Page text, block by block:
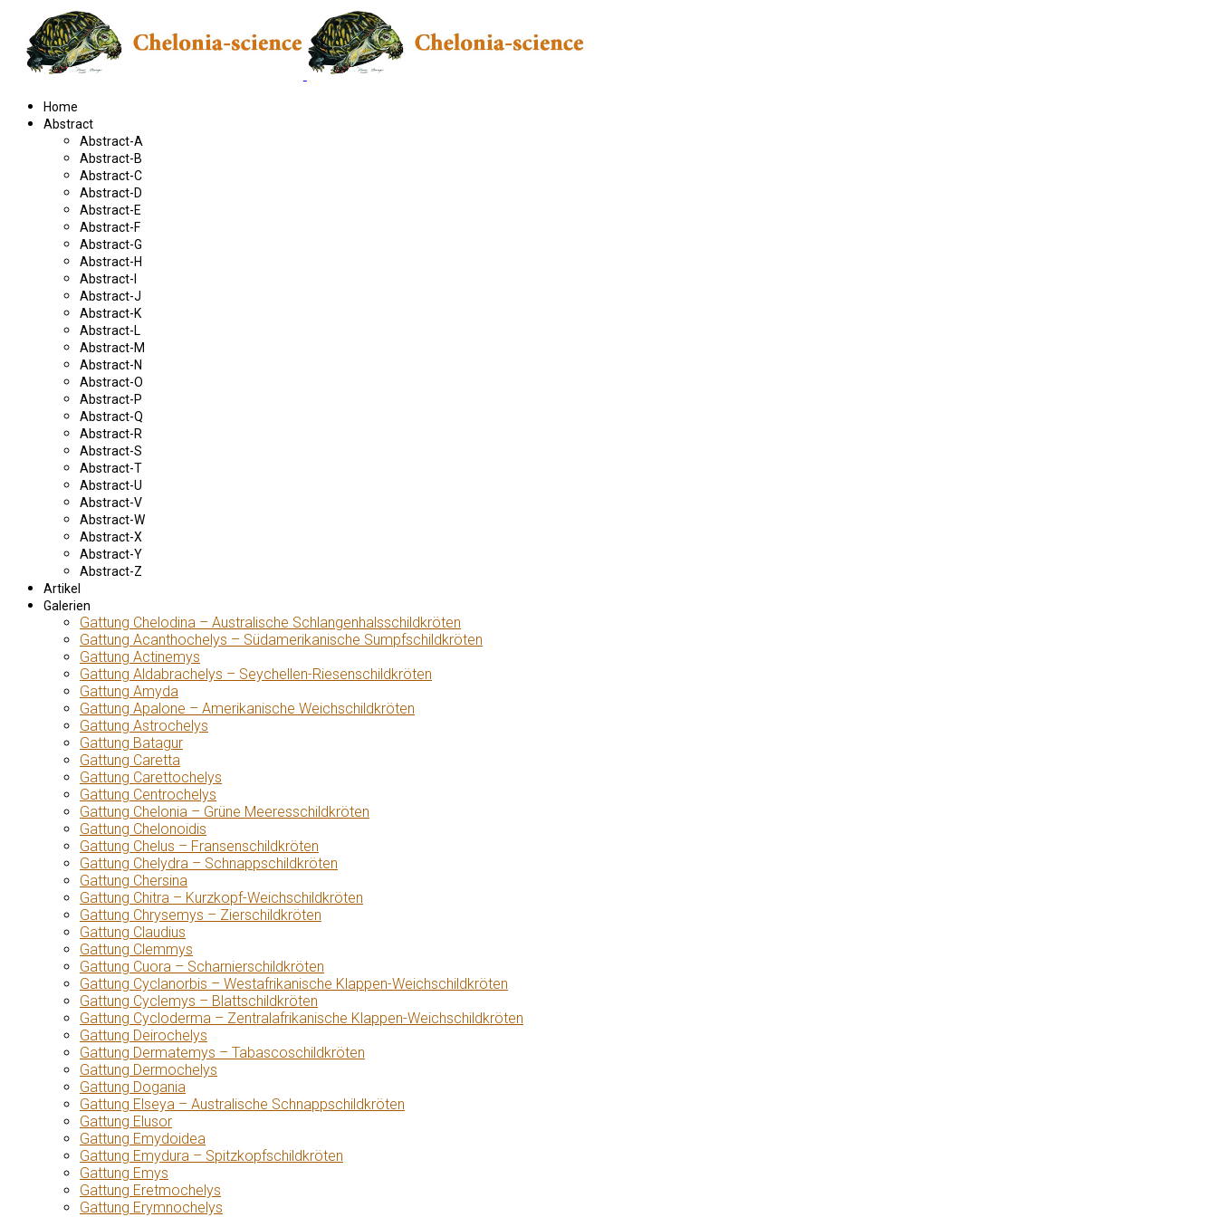
Home
Abstract
Abstract-A
Abstract-B
Abstract-C
Abstract-D
Abstract-E
Abstract-F
Abstract-G
Abstract-H
Abstract-I
Abstract-J
Abstract-K
Abstract-L
Abstract-M
Abstract-N
Abstract-O
Abstract-P
Abstract-Q
Abstract-R
Abstract-S
Abstract-T
Abstract-U
Abstract-V
Abstract-W
Abstract-X
Abstract-Y
Abstract-Z
Artikel
Galerien
Gattung Chelodina – Australische Schlangenhalsschildkröten
Gattung Acanthochelys – Südamerikanische Sumpfschildkröten
Gattung Actinemys
Gattung Aldabrachelys – Seychellen-Riesenschildkröten
Gattung Amyda
Gattung Apalone – Amerikanische Weichschildkröten
Gattung Astrochelys
Gattung Batagur
Gattung Caretta
Gattung Carettochelys
Gattung Centrochelys
Gattung Chelonia – Grüne Meeresschildkröten
Gattung Chelonoidis
Gattung Chelus – Fransenschildkröten
Gattung Chelydra – Schnappschildkröten
Gattung Chersina
Gattung Chitra – Kurzkopf-Weichschildkröten
Gattung Chrysemys – Zierschildkröten
Gattung Claudius
Gattung Clemmys
Gattung Cuora – Scharnierschildkröten
Gattung Cyclanorbis – Westafrikanische Klappen-Weichschildkröten
Gattung Cyclemys – Blattschildkröten
Gattung Cycloderma – Zentralafrikanische Klappen-Weichschildkröten
Gattung Deirochelys
Gattung Dermatemys – Tabascoschildkröten
Gattung Dermochelys
Gattung Dogania
Gattung Elseya – Australische Schnappschildkröten
Gattung Elusor
Gattung Emydoidea
Gattung Emydura – Spitzkopfschildkröten
Gattung Emys
Gattung Eretmochelys
Gattung Erymnochelys